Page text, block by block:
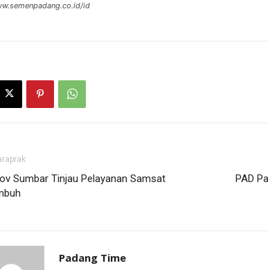
id
Sumbar Tinjau Pelayanan Samsat
PAD
Padang Time